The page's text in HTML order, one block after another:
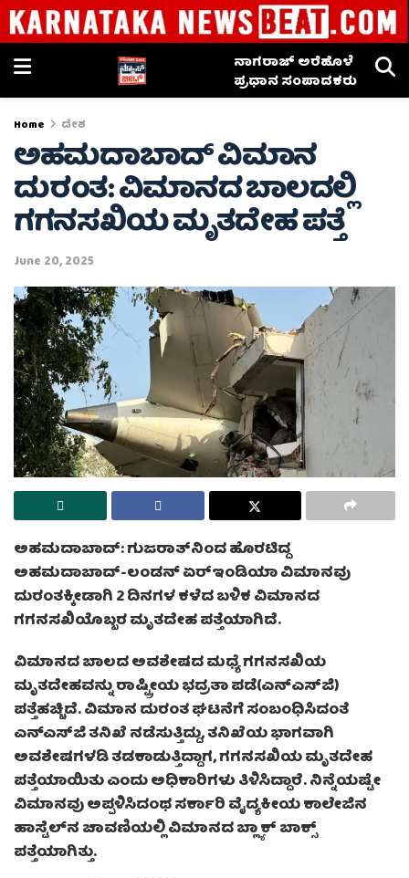
ನಾಗರಾಜ್ ಅರೆಹೊಳೆ
ಪ್ರಧಾನ ಸಂಪಾದಕರು
Home ದೇಶ
ಅಹಮದಾಬಾದ್ ವಿಮಾನ
ದುರಂತ: ವಿಮಾನದ ಬಾಲದಲ್ಲಿ
ಗಗನಸಖಿಯ ಮೃತದೇಹ ಪತ್ತೆ
June 20, 2025
ಅಹಮದಾಬಾದ್: ಗುಜರಾತ್‌ನಿಂದ ಹೊರಟಿದ್ದ
ಅಹಮದಾಬಾದ್-ಲಂಡನ್ ಏರ್‌ಇಂಡಿಯಾ ವಿಮಾನವು
ದುರಂತಕ್ಕೀಡಾಗಿ 2 ದಿನಗಳ ಕಳೆದ ಬಳಿಕ ವಿಮಾನದ
ಗಗನಸಖಿಯೊಬ್ಬರ ಮೃತದೇಹ ಪತ್ತೆಯಾಗಿದೆ.
ವಿಮಾನದ ಬಾಲದ ಅವಶೇಷದ ಮಧ್ಯೆ ಗಗನಸಖಿಯ
ಮೃತದೇಹವನ್ನು ರಾಷ್ಟ್ರೀಯ ಭದ್ರತಾ ಪಡೆ(ಎನ್‌ಎಸ್‌ಜಿ)
ಪತ್ತೆಹಚ್ಚಿದೆ. ವಿಮಾನ ದುರಂತ ಘಟನೆಗೆ ಸಂಬಂಧಿಸಿದಂತೆ
ಎನ್ಎಸ್‌ಜಿ ತನಿಖೆ ನಡೆಸುತ್ತಿದ್ದು, ತನಿಖೆಯ ಭಾಗವಾಗಿ
ಅವಶೇಷಗಳಡಿ ತಡಕಾಡುತ್ತಿದ್ದಾಗ, ಗಗನಸಖಿಯ ಮೃತದೇಹ
ಪತ್ತೆಯಾಯಿತು ಎಂದು ಅಧಿಕಾರಿಗಳು ತಿಳಿಸಿದ್ದಾರೆ. ನಿನ್ನೆಯಷ್ಟೇ
ವಿಮಾನವು ಅಪ್ಪಳಿಸಿದಂಥ ಸರ್ಕಾರಿ ವೈದ್ಯಕೀಯ ಕಾಲೇಜಿನ
ಹಾಸ್ಟೆಲ್‌ನ ಚಾವಣಿಯಲ್ಲಿ ವಿಮಾನದ ಬ್ಲ್ಯಾಕ್ ಬಾಕ್ಸ್
ಪತ್ತೆಯಾಗಿತ್ತು.